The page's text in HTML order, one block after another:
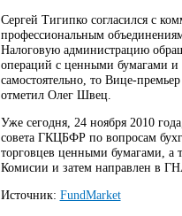
Сергей Тигипко согласился с
профессиональным
Налоговую администрацию
операций с ценными бумагами и
самостоятельно, то Вице-
отметил Олег Швец.
Уже сегодня, 24 ноября 2010
совета ГКЦБФР по вопросам
торговцев ценными бумагами, а
Комисии и затем направлен в
Источник: FundMarket